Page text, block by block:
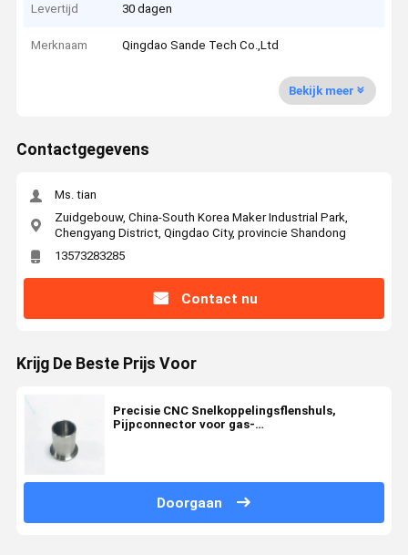
Levertijd 30 dagen
Merknaam Qingdao Sande Tech Co.,Ltd
Bekijk meer
Contactgegevens
Ms. tian
Zuidgebouw, China-South Korea Maker Industrial Park,
Chengyang District, Qingdao City, provincie Shandong
13573283285
Contact nu
Krijg De Beste Prijs Voor
Precisie CNC Snelkoppelingsflenshuls,
Pijpconnector voor gas-
Doorgaan